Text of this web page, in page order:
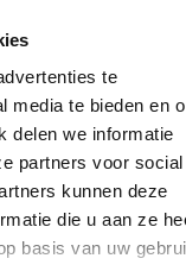
te
media te bieden en
delen we informatie
partners voor social
kunnen deze
die u aan ze
basis van uw
cijfers en continue
in op het sneller
Het beleid rond
dat is cruciaal
opleveren en om de
zijn de afgelopen
uitdaging om deze
nodig en het
daar deel van